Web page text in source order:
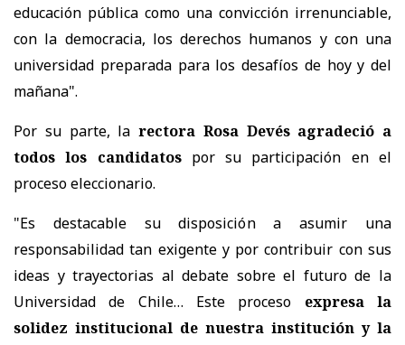
educación pública como una convicción irrenunciable,
con la democracia, los derechos humanos y con una
universidad preparada para los desafíos de hoy y del
mañana".
Por su parte, la rectora Rosa Devés agradeció a
todos los candidatospor su participación en el
proceso eleccionario.
"Es destacable su disposición a asumir una
responsabilidad tan exigente y por contribuir con sus
ideas y trayectorias al debate sobre el futuro de la
Universidad de Chile… Este proceso expresa la
solidez institucional de nuestra institución y la